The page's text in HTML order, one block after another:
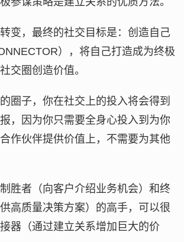
变，最终的社交目标是：创造自己
），将自己打造成为终极
交圈创造价值。
圈子，你在社交上的投入将会得到
，因为你只需要全身心投入到为你
作伙伴提供价值上，不需要为其他
胜者（向客户介绍业务机会）和终
高质量决策方案）的高手，可以很
器（通过建立关系增加巨大的价